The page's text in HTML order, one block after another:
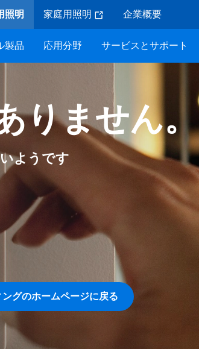
照明 家庭用照明 企業概要
製品 応用分野 サービスとサポート
りません。
ようです
グのホームページに戻る